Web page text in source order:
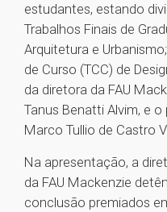
estudantes, estando
Trabalhos Finais de
Arquitetura e
de Curso (TCC) de
da diretora da FAU
Tanus Benatti Alvim, e
Marco Tullio de Castro
Na apresentação, a
da FAU Mackenzie
conclusão premiados